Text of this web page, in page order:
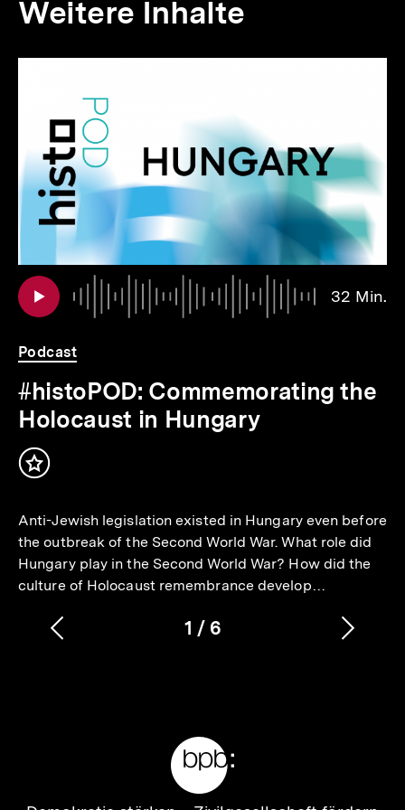
Weitere Inhalte
Inhalte
32 Min.
Podcast
#histoPOD: Commemorating the
Holocaust in Hungary
Inhalt
Anti-Jewish legislation existed in Hungary even before
the outbreak of the Second World War. What role did
Hungary play in the Second World War? How did the
culture of Holocaust remembrance develop…
Karussellinhalt
1
von
/ 6
Vorherigen